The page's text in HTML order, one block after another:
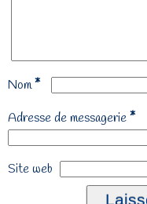
Nom*
Adresse de messagerie*
Site web